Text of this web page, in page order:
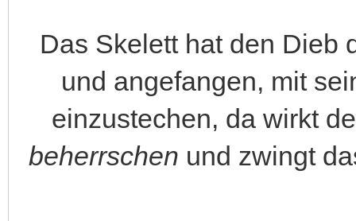
Das Skelett hat den Dieb
und angefangen, mit
einzustechen, da wirkt
beherrschen und zwingt